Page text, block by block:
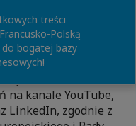
imienia i
oraz nazwy firmy,
szkolenie,
na kanale YouTube,
LinkedIn, zgodnie z
treści
Polską
bogatej bazy